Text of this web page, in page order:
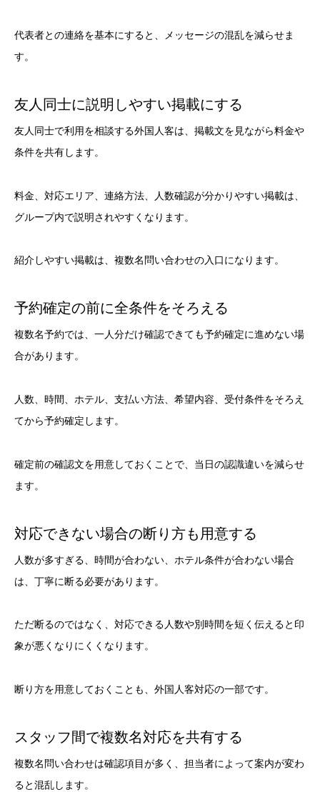
代表者との連絡を基本にすると、メッセージの混乱を減らせま
す。
友人同士に説明しやすい掲載にする
友人同士で利用を相談する外国人客は、掲載文を見ながら料金や
条件を共有します。
料金、対応エリア、連絡方法、人数確認が分かりやすい掲載は、
グループ内で説明されやすくなります。
紹介しやすい掲載は、複数名問い合わせの入口になります。
予約確定の前に全条件をそろえる
複数名予約では、一人分だけ確認できても予約確定に進めない場
合があります。
人数、時間、ホテル、支払い方法、希望内容、受付条件をそろえ
てから予約確定します。
確定前の確認文を用意しておくことで、当日の認識違いを減らせ
ます。
対応できない場合の断り方も用意する
人数が多すぎる、時間が合わない、ホテル条件が合わない場合
は、丁寧に断る必要があります。
ただ断るのではなく、対応できる人数や別時間を短く伝えると印
象が悪くなりにくくなります。
断り方を用意しておくことも、外国人客対応の一部です。
スタッフ間で複数名対応を共有する
複数名問い合わせは確認項目が多く、担当者によって案内が変わ
ると混乱します。